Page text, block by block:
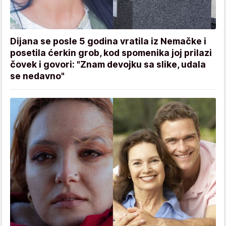
Dijana se posle 5 godina vratila iz Nemačke i
posetila ćerkin grob, kod spomenika joj prilazi
čovek i govori: "Znam devojku sa slike, udala
se nedavno"